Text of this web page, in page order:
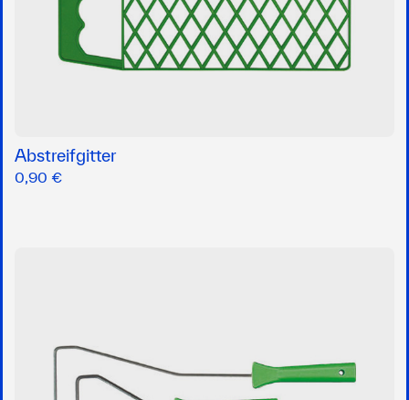
Abstreifgitter
0,90 €